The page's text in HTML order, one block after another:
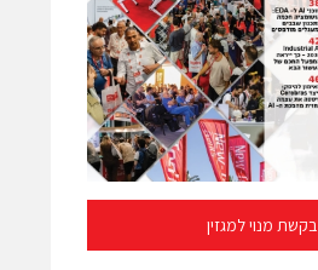
בקשת מנוי למגזין